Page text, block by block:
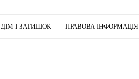
ДІМ І ЗАТИШОК ПРАВОВА ІНФОРМАЦІЯ